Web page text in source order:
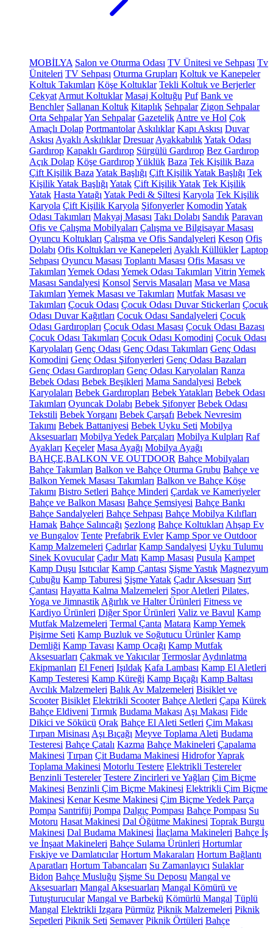
MOBİLYA Salon ve Oturma Odası TV Ünitesi ve Sehpası Tv
Üniteleri TV Sehpası Oturma Grupları Koltuk ve Kanepeler
Koltuk Takımları Köşe Koltuklar Tekli Koltuk ve Berjerler
Çekyat Armut Koltuklar Masaj Koltuğu Puf Bank ve
Benchler Sallanan Koltuk Kitaplık Sehpalar Zigon Sehpalar
Orta SehpalarYan Sehpalar Gazetelik Antre ve Hol Çok
Amaçlı Dolap Portmantolar Askılıklar Kapı Askısı Duvar
Askısı Ayaklı Askılıklar Dresuar AyakkabılıkYatak Odası
Gardırop Kapaklı Gardırop Sürgülü Gardırop Bez Gardırop
Açık Dolap Köşe GardıropYüklük Baza Tek Kişilik Baza
Çift Kişilik Baza Yatak Başlığı Çift Kişilik Yatak Başlığı Tek
Kişilik Yatak Başlığı Yatak Çift Kişilik Yatak Tek Kişilik
Yatak Hasta Yatağı Yatak Pedi & Şiltesi Karyola Tek Kişilik
Karyola Çift Kişilik Karyola Şifonyerler Komodin Yatak
Odası Takımları Makyaj Masası Takı Dolabı Sandık Paravan
Ofis ve Çalışma Mobilyaları Çalışma ve Bilgisayar Masası
Oyuncu Koltukları Çalışma ve Ofis Sandalyeleri Keson Ofis
Dolabı Ofis Koltukları ve Kanepeleri Ayaklı Küllükler Laptop
Sehpası Oyuncu Masası Toplantı Masası Ofis Masası ve
Takımları Yemek Odası Yemek Odası Takımları Vitrin Yemek
Masası Sandalyesi Konsol Servis Masaları Masa ve Masa
Takımları Yemek Masası ve Takımları Mutfak Masası ve
Takımları Çocuk Odası Çocuk Odası Duvar Stickerları Çocuk
Odası Duvar Kağıtları Çocuk Odası Sandalyeleri Çocuk
Odası Gardıropları Çocuk Odası Masası Çocuk Odası Bazası
Çocuk Odası Takımları Çocuk Odası Komodini Çocuk Odası
Karyolaları Genç Odası Genç Odası Takımları Genç Odası
Komodini Genç Odası Şifonyerleri Genç Odası Bazaları
Genç Odası Gardıropları Genç Odası Karyolaları Ranza
Bebek Odası Bebek Beşikleri Mama Sandalyesi Bebek
Karyolaları Bebek Gardıropları Bebek Yatakları Bebek Odası
Takımları Oyuncak Dolabı Bebek Şifonyer Bebek Odası
Tekstili Bebek Yorganı Bebek Çarşafı Bebek Nevresim
Takımı Bebek Battaniyesi Bebek Uyku Seti Mobilya
Aksesuarları Mobilya Yedek Parçaları Mobilya Kulpları Raf
Ayakları Keçeler Masa Ayağı Mobilya Ayağı
BAHÇE,BALKON VE OUTDOOR Bahçe Mobilyaları
Bahçe Takımları Balkon ve Bahçe Oturma Grubu Bahçe ve
Balkon Yemek Masası Takımları Balkon ve Bahçe Köşe
Takımı Bistro Setleri Bahçe Minderi Çardak ve Kameriyeler
Bahçe ve Balkon Masası Bahçe Şemsiyesi Bahçe Bankı
Bahçe Sandalyeleri Bahçe Sehpası Bahçe Mobilya Kılıfları
Hamak Bahçe Salıncağı Şezlong Bahçe Koltukları Ahşap Ev
ve Bungalov Tente Prefabrik Evler Kamp Spor ve Outdoor
Kamp Malzemeleri Çadırlar Kamp Sandalyesi Uyku Tulumu
Sinek Kovucular Çadır Matı Kamp Masası Pusula Kampet
Kamp Duşu Isıtıcılar Kamp Çantası Şişme Yastık Magnezyum
Çubuğu Kamp Taburesi Şişme Yatak Çadır Aksesuarı Sırt
Çantası Hayatta Kalma Malzemeleri Spor Aletleri Pilates,
Yoga ve Jimnastik Ağırlık ve Halter Ürünleri Fitness ve
Kardiyo Ürünleri Diğer Spor Ürünleri Valiz ve Bavul Kamp
Mutfak Malzemeleri Termal Çanta Matara Kamp Yemek
Pişirme Seti Kamp Buzluk ve Soğutucu Ürünler Kamp
Demliği Kamp Tavası Kamp Ocağı Kamp Mutfak
Aksesuarları Çakmak ve Yakıcılar Termoslar Aydınlatma
Ekipmanları El Feneri Işıldak Kafa Lambası Kamp El Aletleri
Kamp Testeresi Kamp Küreği Kamp Bıçağı Kamp Baltası
Avcılık Malzemeleri Balık Av Malzemeleri Bisiklet ve
Scooter Bisiklet Elektrikli Scooter Bahçe Aletleri Çapa Kürek
Bahçe Eldiveni Tırmık Budama Makası Aşı Makası Fide
Dikici ve Sökücü Orak Bahçe El Aleti Setleri Çim Makası
Tırpan Misinası Aşı Bıçağı Meyve Toplama Aleti Budama
Testeresi Bahçe Çatalı Kazma Bahçe Makineleri Çapalama
Makinesi Tırpan Çit Budama Makinesi HidroforYaprak
Toplama Makinesi Motorlu Testere Elektrikli Testereler
Benzinli Testereler Testere Zincirleri ve Yağları Çim Biçme
Makinesi Benzinli Çim Biçme Makinesi Elektrikli Çim Biçme
Makinesi Kenar Kesme Makinesi Çim Biçme Yedek Parça
Pompa Santrifüj Pompa Dalgıç Pompası Bahçe Pompası Su
Motoru Hasat Makinesi Dal Öğütme Makinesi Toprak Burgu
Makinesi Dal Budama Makinesi İlaçlama Makineleri Bahçe İş
ve İnşaat Makineleri Bahçe Sulama Ürünleri Hortumlar
Fıskiye ve Damlatıcılar Hortum Makaraları Hortum Bağlantı
Aparatları Hortum Tabancaları Su Zamanlayıcı Sulaklar
Bidon Bahçe Musluğu Şişme Su Deposu Mangal ve
Aksesuarları Mangal Aksesuarları Mangal Kömürü ve
Tutuşturucular Mangal ve Barbekü Kömürlü Mangal Tüplü
Mangal Elektrikli Izgara Pürmüz Piknik Malzemeleri Piknik
Sepetleri Piknik Seti Semaver Piknik Örtüleri Bahçe